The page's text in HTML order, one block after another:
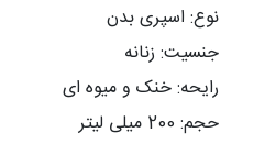
نوع: اسپری بدن
جنسیت: زنانه
رایحه: خنک و میوه ای
حجم: 200 میلی لیتر